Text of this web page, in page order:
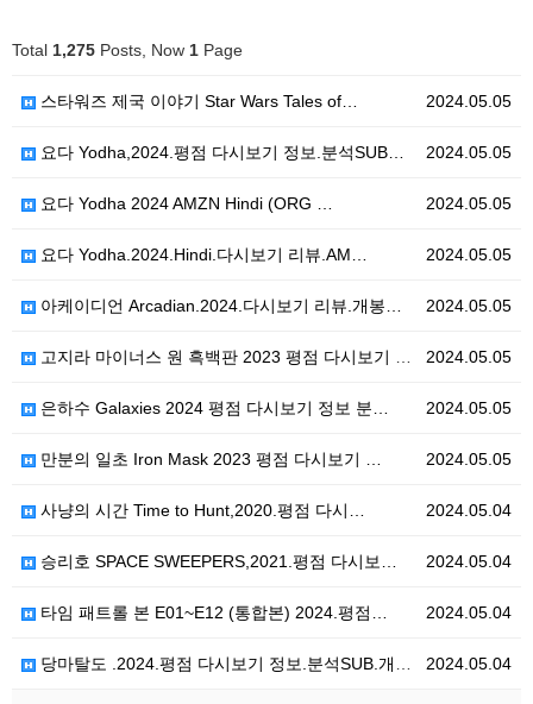
Total 1,275 Posts, Now 1 Page
2024.05.05
스타워즈 제국 이야기 Star Wars Tales of…
2024.05.05
요다 Yodha,2024.평점 다시보기 정보.분석SUB…
2024.05.05
요다 Yodha 2024 AMZN Hindi (ORG …
2024.05.05
요다 Yodha.2024.Hindi.다시보기 리뷰.AM…
2024.05.05
아케이디언 Arcadian.2024.다시보기 리뷰.개봉…
2024.05.05
고지라 마이너스 원 흑백판 2023 평점 다시보기 정보…
2024.05.05
은하수 Galaxies 2024 평점 다시보기 정보 분…
2024.05.05
만분의 일초 Iron Mask 2023 평점 다시보기 …
2024.05.04
사냥의 시간 Time to Hunt,2020.평점 다시…
2024.05.04
승리호 SPACE SWEEPERS,2021.평점 다시보…
2024.05.04
타임 패트롤 본 E01~E12 (통합본) 2024.평점…
2024.05.04
당마탈도 .2024.평점 다시보기 정보.분석SUB.개봉…